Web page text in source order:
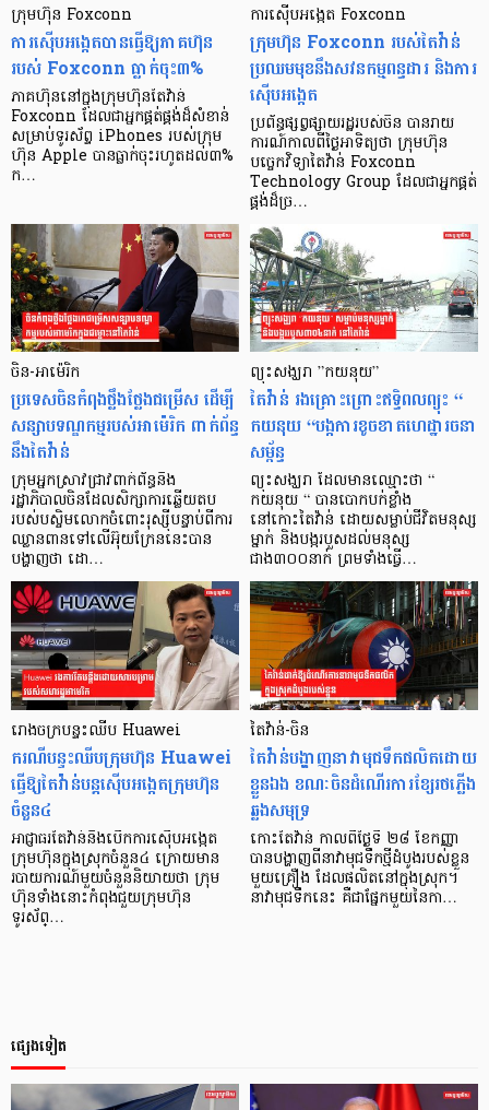
ក្រុមហ៊ុន Foxconn
ការស៊ើបអង្កេតបានធ្វើឱ្យភាគហ៊ុន
របស់ Foxconn ធ្លាក់ចុះ៣%
ភាគហ៊ុននៅក្នុងក្រុមហ៊ុនតៃវ៉ាន់
Foxconn ដែលជាអ្នកផ្គត់ផ្គង់ដ៏សំខាន់
សម្រាប់ទូរស័ព្ទ iPhones របស់ក្រុម
ហ៊ុន Apple បានធ្លាក់ចុះរហូតដល់៣%
ក…
ការស៊ើបអង្កេត Foxconn
ក្រុមហ៊ុន Foxconn របស់តៃវ៉ាន់
ប្រឈមមុខនឹងសវនកម្មពន្ធដារ និងការ
ស៊ើបអង្កេត
ប្រព័ន្ធផ្សព្វផ្សាយរដ្ឋរបស់ចិន បានរាយ
ការណ៍កាលពីថ្ងៃអាទិត្យថា ក្រុមហ៊ុន
បច្ចេកវិទ្យាតៃវ៉ាន់ Foxconn
Technology Group ដែលជាអ្នកផ្គត់
ផ្គង់ដ៏ច្រ…
ចិន-អាម៉េរិក
ប្រទេសចិនកំពុងថ្លឹងថ្លែងជម្រើស ដើម្បី
សន្សាបទណ្ឌកម្មរបស់អាម៉េរិក ពាក់ព័ន្ធ
នឹងតៃវ៉ាន់
ក្រុមអ្នកស្រាវជ្រាវពាក់ព័ន្ធនឹង
រដ្ឋាភិបាលចិនដែលសិក្សាការឆ្លើយតប
របស់បស្ចិមលោកចំពោះរុស្ស៊ីបន្ទាប់ពីការ
ឈ្លានពានទៅលើអ៊ុយក្រែននេះបាន
បង្ហាញថា ដោ…
ព្យុះសង្ឃរា ”កយនុយ”
តៃវ៉ាន់ រងគ្រោះព្រោះឥទ្ធិពលព្យុះ “
កយនុយ “បង្កការខូចខាតហេដ្ឋារចនា
សម្ព័ន្ធ
ព្យុះសង្ឃរា ដែលមានឈ្មោះថា “
កយនុយ “ បានបោកបក់ខ្លាំង
នៅកោះតៃវ៉ាន់ ដោយសម្លាប់ជីវិតមនុស្ស
ម្នាក់ និងបង្ករបួសដល់មនុស្ស
ជាង៣០០នាក់ ព្រមទាំងធ្វើ…
រោងចក្របន្ទះឈីប Huawei
ករណីបន្ទះឈីបក្រុមហ៊ុន Huawei
ធ្វើឱ្យតៃវ៉ាន់បន្តស៊ើបអង្កេតក្រុមហ៊ុន
ចំនួន៤
អាជ្ញាធរតៃវ៉ាន់នឹងបើកការស៊ើបអង្កេត
ក្រុមហ៊ុនក្នុងស្រុកចំនួន៤ ក្រោយមាន
របាយការណ៍មួយចំនួននិយាយថា ក្រុម
ហ៊ុនទាំងនោះកំពុងជួយក្រុមហ៊ុន
ទូរស័ព្…
តៃវ៉ាន់-ចិន
តៃវ៉ាន់បង្ហាញនាវាមុជទឹកផលិតដោយ
ខ្លួនឯង ខណៈចិនដំណើរការខ្សែរថភ្លើង
ឆ្លងសមុទ្រ
កោះតៃវ៉ាន់ កាលពីថ្ងៃទី ២៨ ខែកញ្ញា
បានបង្ហាញពីនាវាមុជទឹកថ្មីដំបូងរបស់ខ្លួន
មួយគ្រឿង ដែលផលិតនៅក្នុងស្រុក។
នាវាមុជទឹកនេះ គឺជាផ្នែកមួយនៃកា…
ផ្សេងទៀត